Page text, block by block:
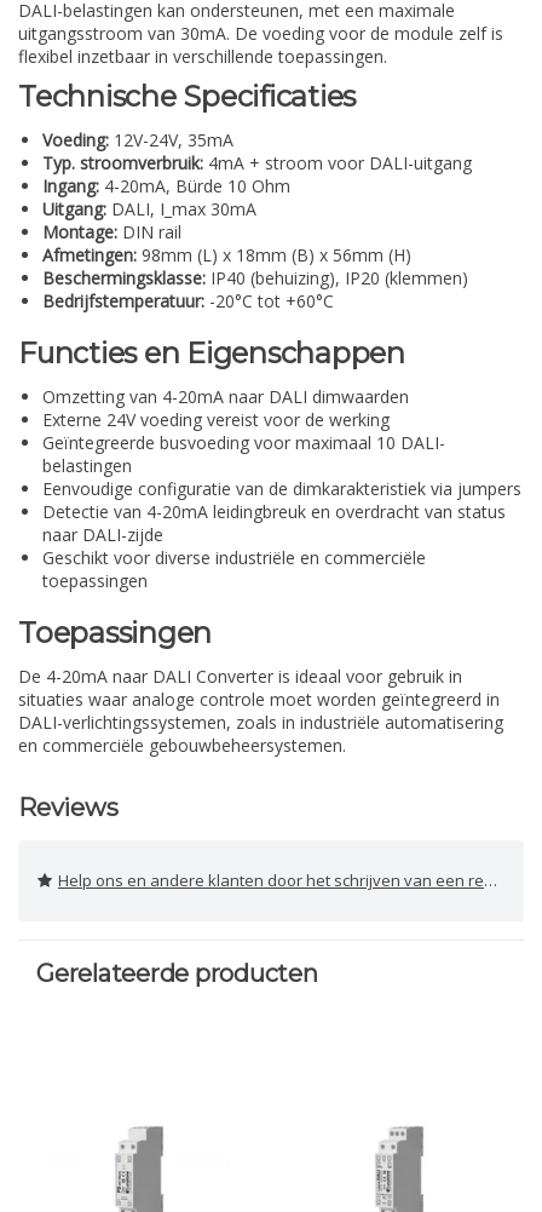
DALI-belastingen kan ondersteunen, met een maximale
uitgangsstroom van 30mA. De voeding voor de module zelf is
flexibel inzetbaar in verschillende toepassingen.
Technische Specificaties
Voeding: 12V-24V, 35mA
Typ. stroomverbruik: 4mA + stroom voor DALI-uitgang
Ingang: 4-20mA, Bürde 10 Ohm
Uitgang: DALI, I_max 30mA
Montage: DIN rail
Afmetingen: 98mm (L) x 18mm (B) x 56mm (H)
Beschermingsklasse: IP40 (behuizing), IP20 (klemmen)
Bedrijfstemperatuur: -20°C tot +60°C
Functies en Eigenschappen
Omzetting van 4-20mA naar DALI dimwaarden
Externe 24V voeding vereist voor de werking
Geïntegreerde busvoeding voor maximaal 10 DALI-
belastingen
Eenvoudige configuratie van de dimkarakteristiek via jumpers
Detectie van 4-20mA leidingbreuk en overdracht van status
naar DALI-zijde
Geschikt voor diverse industriële en commerciële
toepassingen
Toepassingen
De 4-20mA naar DALI Converter is ideaal voor gebruik in
situaties waar analoge controle moet worden geïntegreerd in
DALI-verlichtingssystemen, zoals in industriële automatisering
en commerciële gebouwbeheersystemen.
Reviews
Help ons en andere klanten door het schrijven van een review
Gerelateerde producten